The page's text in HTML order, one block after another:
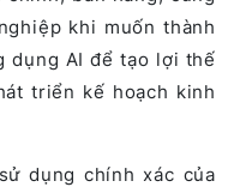
khi muốn thành
dụng AI để tạo lợi thế
triển kế hoạch kinh
dụng chính xác của